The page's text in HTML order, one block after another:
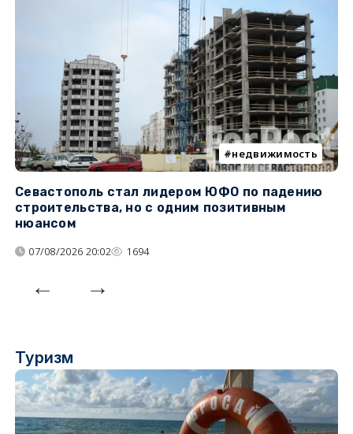
недвижимость
Севастополь стал лидером ЮФО по падению
строительства, но с одним позитивным
нюансом
07/08/2026 20:02 1694
Туризм